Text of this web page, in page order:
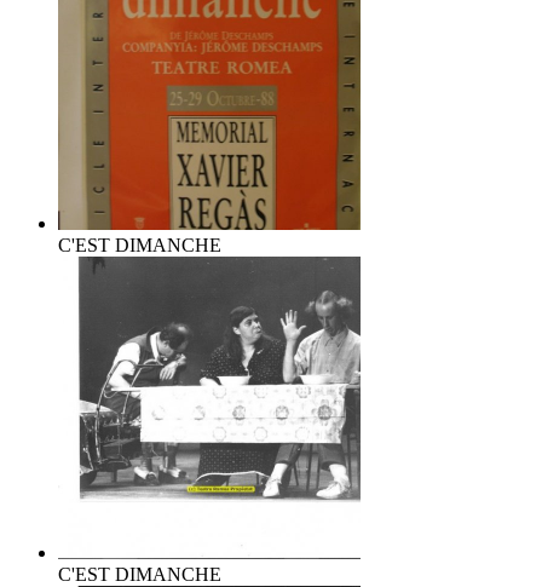
C'EST DIMANCHE
C'EST DIMANCHE